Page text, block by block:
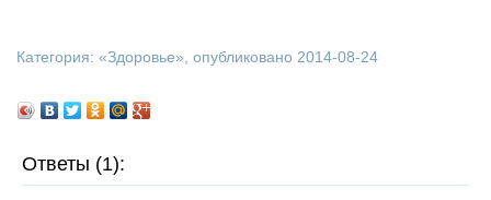
Категория: «Здоровье», опубликовано 2014-08-24
Ответы (1):